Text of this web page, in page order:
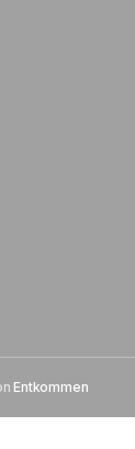
Entkommen